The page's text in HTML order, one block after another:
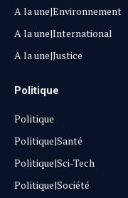
A la une|Environnement
A la une|International
A la une|Justice
Politique
Politique
Politique|Santé
Politique|Sci-Tech
Politique|Société